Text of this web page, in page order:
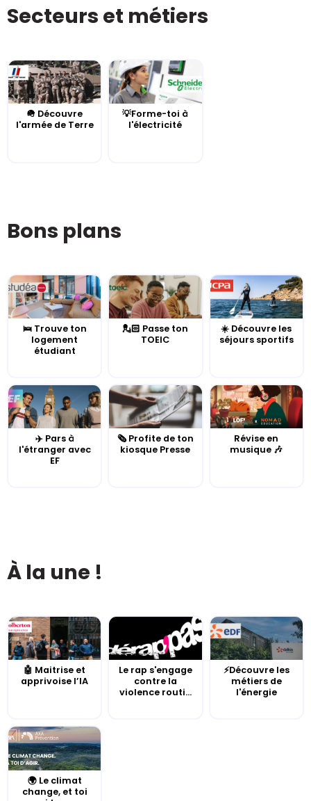
Secteurs et métiers
🪖 Découvre
l'armée de Terre
💡Forme-toi à
l'électricité
Bons plans
🛌 Trouve ton
logement
étudiant
💂🏻 Passe ton
TOEIC
☀️ Découvre les
séjours sportifs
✈️ Pars à
l'étranger avec
EF
🗞️ Profite de ton
kiosque Presse
Révise en
musique 🎶
À la une !
🤖 Maitrise et
apprivoise l’IA
Le rap s'engage
contre la
violence routi...
⚡Découvre les
métiers de
l'énergie
🌍 Le climat
change, et toi